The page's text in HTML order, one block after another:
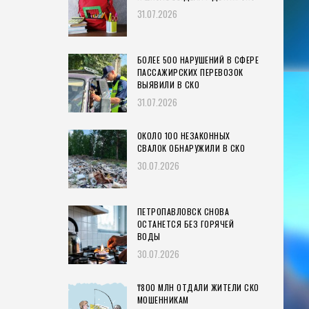
31.07.2026
БОЛЕЕ 500 НАРУШЕНИЙ В СФЕРЕ
ПАССАЖИРСКИХ ПЕРЕВОЗОК
ВЫЯВИЛИ В СКО
31.07.2026
ОКОЛО 100 НЕЗАКОННЫХ
СВАЛОК ОБНАРУЖИЛИ В СКО
30.07.2026
ПЕТРОПАВЛОВСК СНОВА
ОСТАНЕТСЯ БЕЗ ГОРЯЧЕЙ
ВОДЫ
30.07.2026
₸800 МЛН ОТДАЛИ ЖИТЕЛИ СКО
МОШЕННИКАМ